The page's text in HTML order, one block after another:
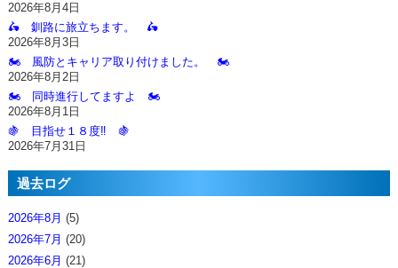
2026年8月4日
🛵 釧路に旅立ちます。 🛵
2026年8月3日
🏍️ 風防とキャリア取り付けました。 🏍️
2026年8月2日
🏍️ 同時進行してますよ 🏍️
2026年8月1日
🍇 目指せ１８度‼️ 🍇
2026年7月31日
過去ログ
2026年8月 (5)
2026年7月 (20)
2026年6月 (21)